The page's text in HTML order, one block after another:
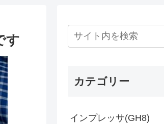
す
カテゴリー
インプレッサ(GH8)